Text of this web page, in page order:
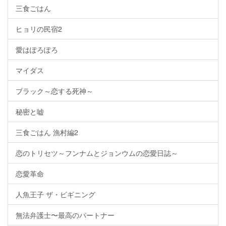
三食ごはん
ヒョリの民宿2
愛はぽろぽろ
マイダス
ブラック～恋する死神～
秘密と嘘
三食ごはん 漁村編2
恋のトリセツ～フンナムとジョンウムの恋愛日誌～
恋愛革命
人魚王子 ザ・ビギニング
無法弁護士〜最高のパートナー